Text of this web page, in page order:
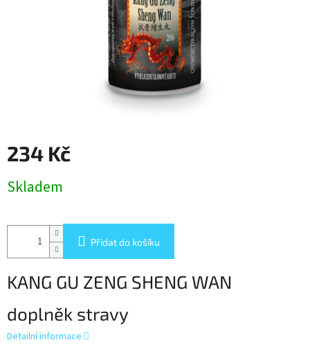
234 Kč
cena:
Skladem
Přidat do košíku
KANG GU ZENG SHENG WAN
doplněk stravy
Detailní informace